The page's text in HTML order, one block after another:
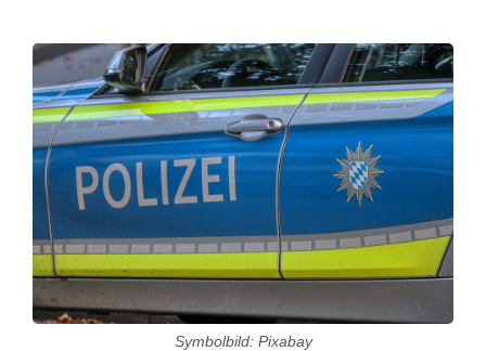
F
a
h
e
r
i
Symbolbild: Pixabay